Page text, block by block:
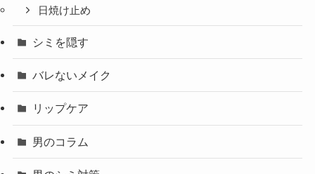
日焼け止め
シミを隠す
バレないメイク
リップケア
男のコラム